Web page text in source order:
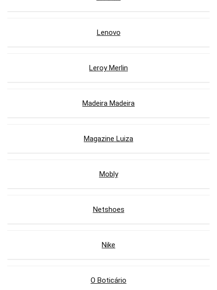
Lenovo
Leroy Merlin
Madeira Madeira
Magazine Luiza
Mobly
Netshoes
Nike
O Boticário